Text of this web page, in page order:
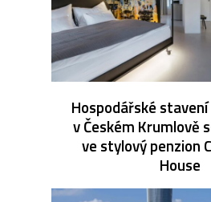
Hospodářské
v Českém Krumlově
ve stylový penzion
House